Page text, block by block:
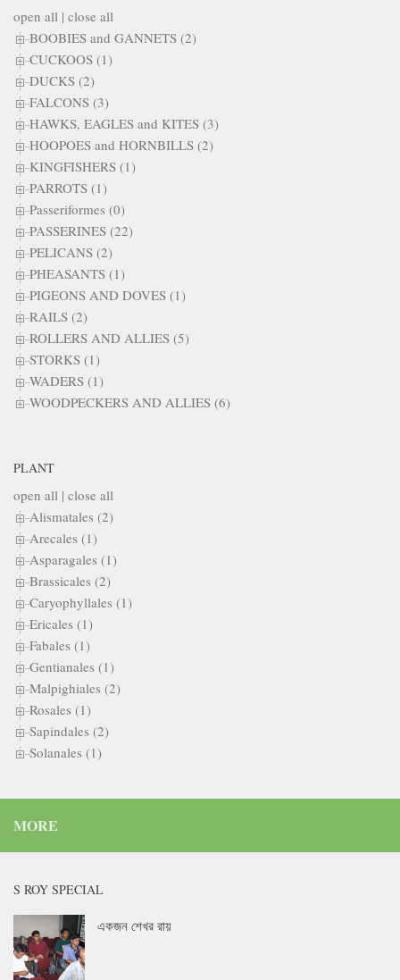
open all | close all
BOOBIES and GANNETS (2)
CUCKOOS (1)
DUCKS (2)
FALCONS (3)
HAWKS, EAGLES and KITES (3)
HOOPOES and HORNBILLS (2)
KINGFISHERS (1)
PARROTS (1)
Passeriformes (0)
PASSERINES (22)
PELICANS (2)
PHEASANTS (1)
PIGEONS AND DOVES (1)
RAILS (2)
ROLLERS AND ALLIES (5)
STORKS (1)
WADERS (1)
WOODPECKERS AND ALLIES (6)
PLANT
open all | close all
Alismatales (2)
Arecales (1)
Asparagales (1)
Brassicales (2)
Caryophyllales (1)
Ericales (1)
Fabales (1)
Gentianales (1)
Malpighiales (2)
Rosales (1)
Sapindales (2)
Solanales (1)
MORE
S ROY SPECIAL
একজন শেখর রায়